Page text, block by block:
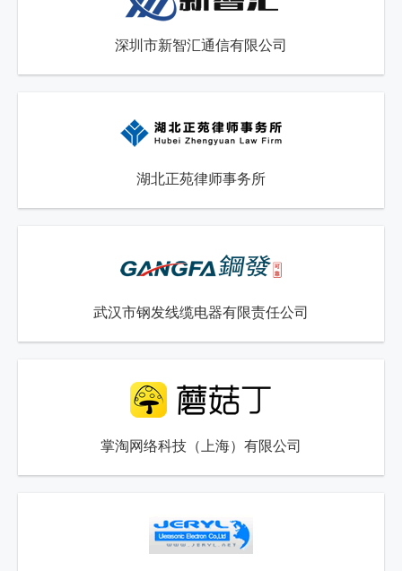
深圳市新智汇通信有限公司
湖北正苑律师事务所
武汉市钢发线缆电器有限责任公司
掌淘网络科技（上海）有限公司